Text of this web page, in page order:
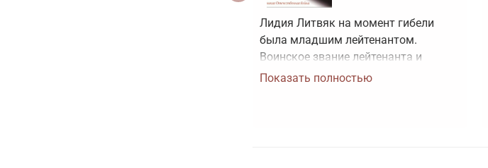
Лидия Литвяк на момент гибели
была младшим лейтенантом.
Воинское звание лейтенанта и
звание Героя Советского Союза ей
Показать полностью